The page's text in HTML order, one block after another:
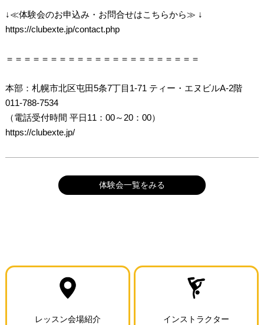
↓≪体験会のお申込み・お問合せはこちらから≫ ↓
https://clubexte.jp/contact.php
＝＝＝＝＝＝＝＝＝＝＝＝＝＝＝＝＝＝＝＝＝＝
本部：札幌市北区屯田5条7丁目1-71 ティー・エヌビルA-2階
011-788-7534
（電話受付時間 平日11：00～20：00）
https://clubexte.jp/
体験会一覧をみる
レッスン会場紹介
インストラクター